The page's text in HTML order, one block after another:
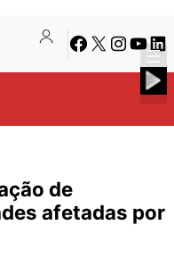
Facebook
X Instagram
de
afetadas por